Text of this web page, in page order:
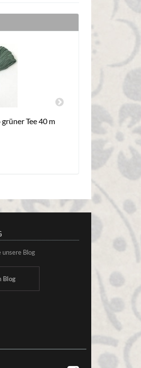
Tee 40 m
unsere Blog
Blog